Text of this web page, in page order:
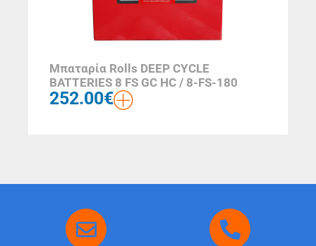
Μπαταρία Rolls DEEP CYCLE
BATTERIES 8 FS GC HC / 8-FS-180
252.00€